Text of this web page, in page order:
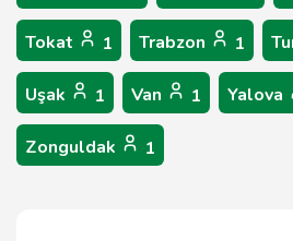
Tokat 1 Trabzon 1
Uşak 1 Van 1 Yalova
Zonguldak 1